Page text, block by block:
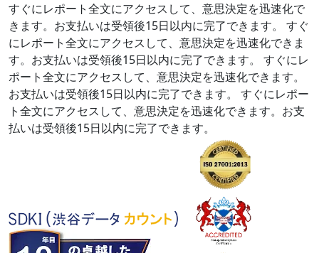
すぐにレポート全文にアクセスして、意思決定を迅速化で
きます。お支払いは受領後15日以内に完了できます。
すぐ
にレポート全文にアクセスして、意思決定を迅速化できま
す。お支払いは受領後15日以内に完了できます。
すぐにレ
ポート全文にアクセスして、意思決定を迅速化できます。
お支払いは受領後15日以内に完了できます。
すぐにレポー
ト全文にアクセスして、意思決定を迅速化できます。お支
払いは受領後15日以内に完了できます。